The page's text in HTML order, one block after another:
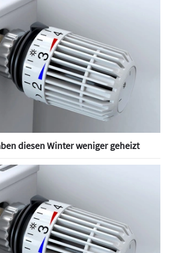
diesen Winter weniger geheizt